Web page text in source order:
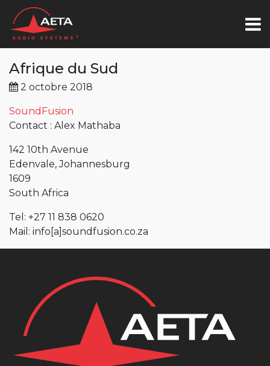
Afrique du Sud
2 octobre 2018
SoundFusion
Contact : Alex Mathaba
142 10th Avenue
Edenvale, Johannesburg
1609
South Africa
Tel: +27 11 838 0620
Mail: info [a]soundfusion.co.za